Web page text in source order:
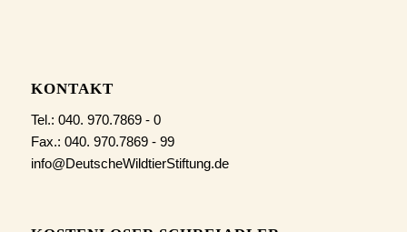
KONTAKT
Tel.: 040. 970.7869 - 0
Fax.: 040. 970.7869 - 99
info@DeutscheWildtierStiftung.de